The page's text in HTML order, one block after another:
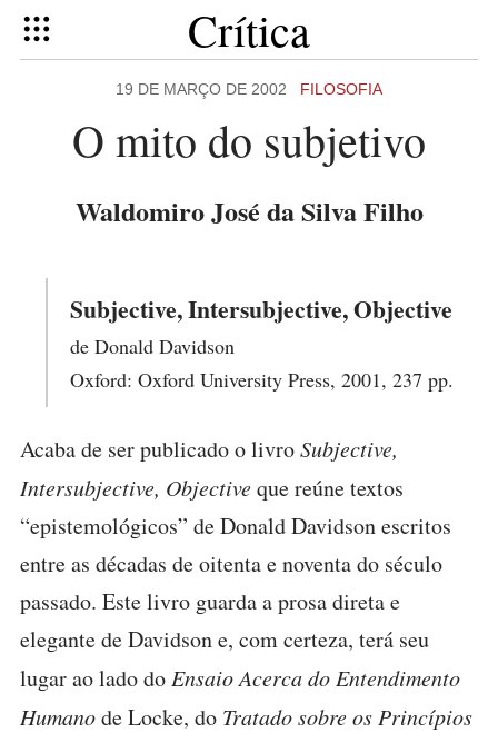
Crítica
19 DE MARÇO DE 2002 FILOSOFIA
O mito do subjetivo
Waldomiro José da Silva Filho
Subjective, Intersubjective, Objective
de Donald Davidson
Oxford: Oxford University Press, 2001, 237 pp.
Acaba de ser publicado o livroSubjective,
Intersubjective, Objectiveque reúne textos
“epistemológicos” de Donald Davidson escritos
entre as décadas de oitenta e noventa do século
passado. Este livro guarda a prosa direta e
elegante de Davidson e, com certeza, terá seu
lugar ao lado do Ensaio Acerca do Entendimento
Humanode Locke, do Tratado sobre os Princípios